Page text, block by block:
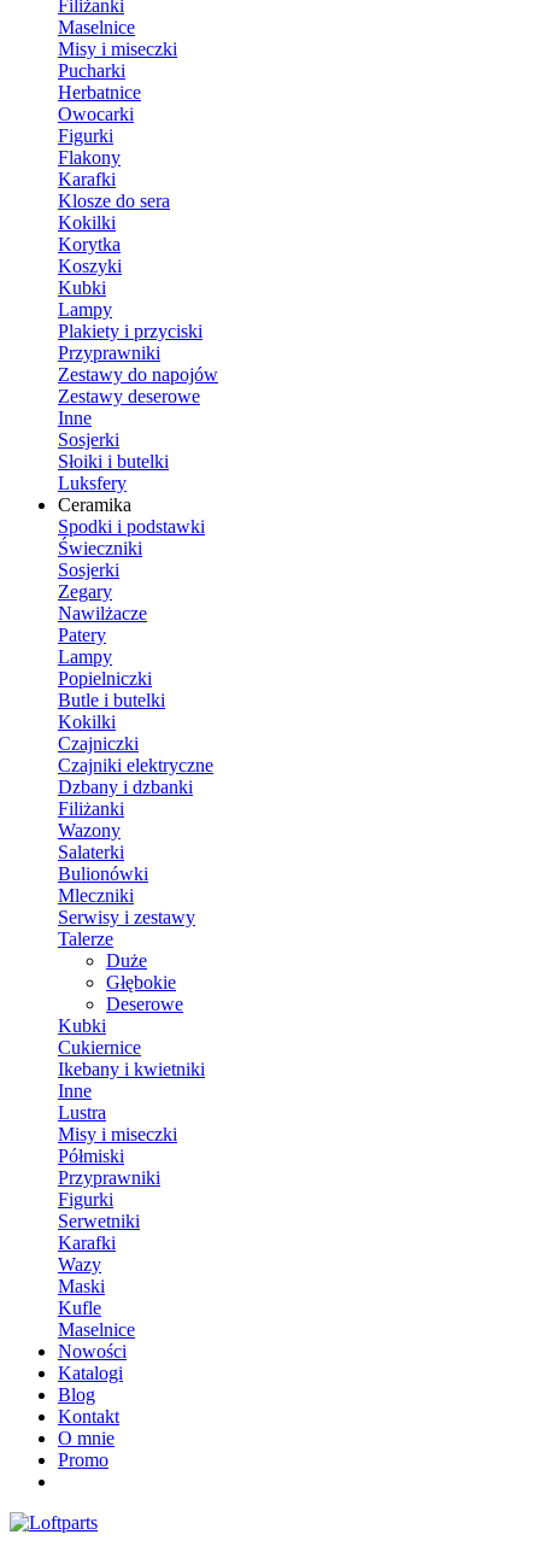
Filiżanki
Maselnice
Misy i miseczki
Pucharki
Herbatnice
Owocarki
Figurki
Flakony
Karafki
Klosze do sera
Kokilki
Korytka
Koszyki
Kubki
Lampy
Plakiety i przyciski
Przyprawniki
Zestawy do napojów
Zestawy deserowe
Inne
Sosjerki
Słoiki i butelki
Luksfery
Ceramika
Spodki i podstawki
Świeczniki
Sosjerki
Zegary
Nawilżacze
Patery
Lampy
Popielniczki
Butle i butelki
Kokilki
Czajniczki
Czajniki elektryczne
Dzbany i dzbanki
Filiżanki
Wazony
Salaterki
Bulionówki
Mleczniki
Serwisy i zestawy
Talerze
Duże
Głębokie
Deserowe
Kubki
Cukiernice
Ikebany i kwietniki
Inne
Lustra
Misy i miseczki
Półmiski
Przyprawniki
Figurki
Serwetniki
Karafki
Wazy
Maski
Kufle
Maselnice
Nowości
Katalogi
Blog
Kontakt
O mnie
Promo